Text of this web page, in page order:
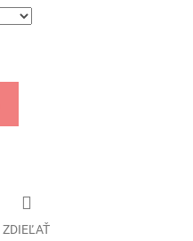
ZDIEĽAŤ